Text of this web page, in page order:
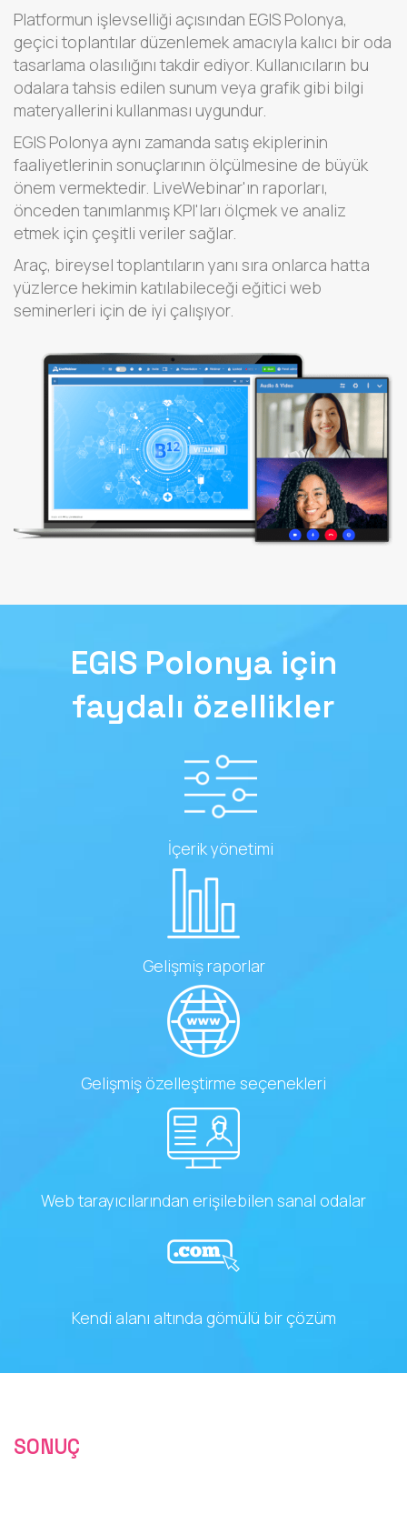
Platformun işlevselliği açısından EGIS Polonya,
geçici toplantılar düzenlemek amacıyla kalıcı bir oda
tasarlama olasılığını takdir ediyor. Kullanıcıların bu
odalara tahsis edilen sunum veya grafik gibi bilgi
materyallerini kullanması uygundur.
EGIS Polonya aynı zamanda satış ekiplerinin
faaliyetlerinin sonuçlarının ölçülmesine de büyük
önem vermektedir. LiveWebinar'ın raporları,
önceden tanımlanmış KPI'ları ölçmek ve analiz
etmek için çeşitli veriler sağlar.
Araç, bireysel toplantıların yanı sıra onlarca hatta
yüzlerce hekimin katılabileceği eğitici web
seminerleri için de iyi çalışıyor.
EGIS Polonya için
faydalı özellikler
İçerik yönetimi
Gelişmiş raporlar
Gelişmiş özelleştirme seçenekleri
Web tarayıcılarından erişilebilen sanal odalar
Kendi alanı altında gömülü bir çözüm
SONUÇ